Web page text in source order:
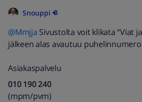
Snouppi
@Mmjja Sivustolta voit klikata “Viat
jälkeen alas avautuu
Asiakaspalvelu
010 190 240​
(mpm/pvm)​